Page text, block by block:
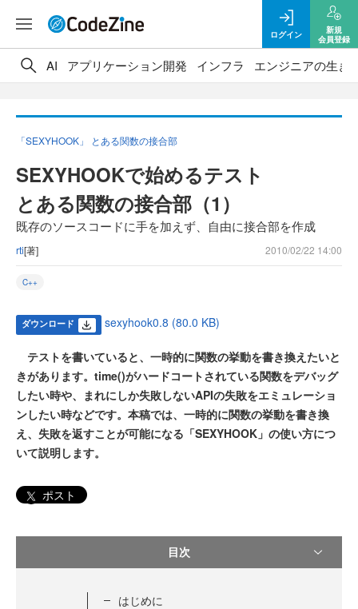
ログイン
新規
会員登録
AI アプリケーション開発 インフラ エンジニアの生き
「SEXYHOOK」 とある関数の接合部
SEXYHOOKで始めるテスト
とある関数の接合部（1）
既存のソースコードに手を加えず、自由に接合部を作成
rti[著] 2010/02/22 14:00
C++
ダウンロード sexyhook0.8 (80.0 KB)
テストを書いていると、一時的に関数の挙動を書き換えたいと
きがあります。time()がハードコートされている関数をデバッグ
したい時や、まれにしか失敗しないAPIの失敗をエミュレーショ
ンしたい時などです。本稿では、一時的に関数の挙動を書き換
え、失敗を返すことが可能になる「SEXYHOOK」の使い方につ
いて説明します。
ポスト
目次
はじめに